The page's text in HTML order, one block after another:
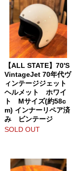
【ALL STATE】70'S
VintageJet 70年代ヴ
ィンテージジェット
ヘルメット ホワイ
ト Mサイズ(約58c
m) インナーリペア済
み ビンテージ
SOLD OUT